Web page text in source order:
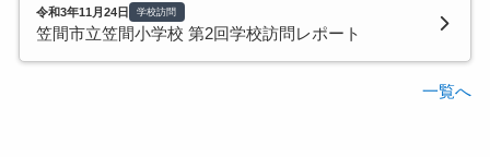
令和3年11月24日 学校訪問
笠間市立笠間小学校 第2回学校訪問レポート
一覧へ